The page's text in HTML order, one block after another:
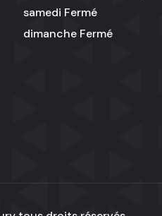
samedi Fermé
dimanche Fermé